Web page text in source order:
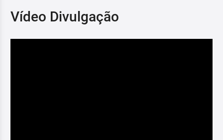
Vídeo Divulgação